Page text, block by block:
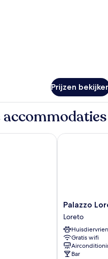
Prijzen
Palazzo
Loreto
Hotel
Milano
Loreto
Palazzo
Loreto
Gratis wifi
Bar
Palazzo